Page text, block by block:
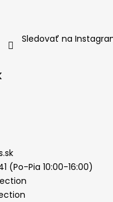
Sledovať na
(Po-Pia 10:00-16:00)